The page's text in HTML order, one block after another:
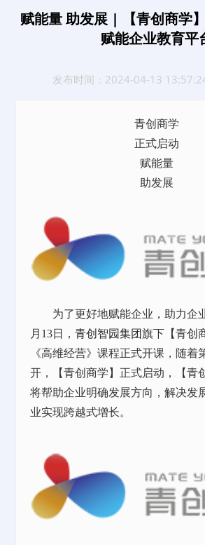
赋能量 助发展 | 【青创商学
赋能企业教育平
发布时间：2024-04-13
青创商学
正式启动
赋能量
助发展
为了更好地赋能企业，助力企
月13日，青创智园集团旗下【青创
《高维经营》课程正式开课，随着
开，【青创商学】正式启动，【青
将帮助企业明确发展方向，解决发
业实现跨越式增长。